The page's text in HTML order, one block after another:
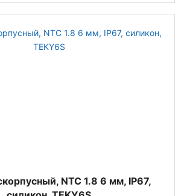
NTC 1.8 6 мм, IP67,